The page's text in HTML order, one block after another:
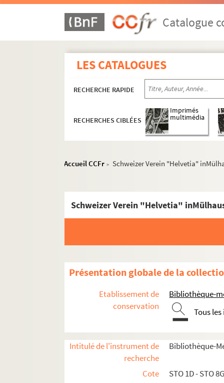
Catalogue
LES CATALOGUES
RECHERCHE RAPIDE
RECHERCHES CIBLÉES
Imprimés
multimédia
Accueil CCFr > Schweizer Verein "Helvetia"
Schweizer Verein "Helvetia"
Présentation globale de la
Etablissement de
conservation
Bibliothèque-
Tous
Intitulé de l'instrument de
recherche
Bibliothèque-
Cote
STO 1D - STO
Tiroir 1G. Correspondance Auguste
Schm-Schw-St-Su
Sch
1 liste manuscrite de
Schmerber, Camille
Schmidt, Erich, Dr.
Schmidt, C. F.
Schneider, Auguste